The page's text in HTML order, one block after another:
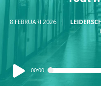
8 FEBRUARI 2026
Audiospeler
00:00